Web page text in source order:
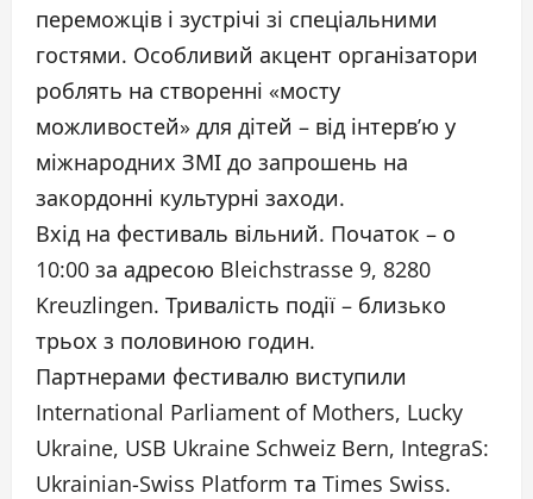
переможців і зустрічі зі спеціальними
гостями. Особливий акцент організатори
роблять на створенні «мосту
можливостей» для дітей – від інтерв’ю у
міжнародних ЗМІ до запрошень на
закордонні культурні заходи.
Вхід на фестиваль вільний. Початок – о
10:00 за адресою Bleichstrasse 9, 8280
Kreuzlingen. Тривалість події – близько
трьох з половиною годин.
Партнерами фестивалю виступили
International Parliament of Mothers, Lucky
Ukraine, USB Ukraine Schweiz Bern, IntegraS:
Ukrainian-Swiss Platform та Times Swiss.